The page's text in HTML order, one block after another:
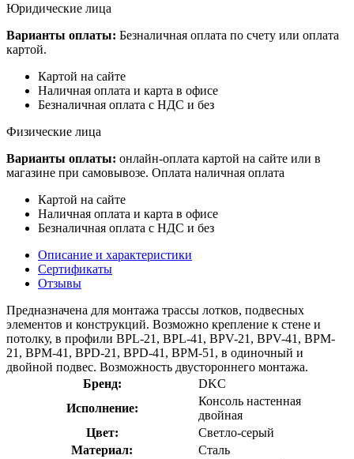
Юридические лица
Варианты оплаты: Безналичная оплата по счету или оплата
картой.
Картой на сайте
Наличная оплата и карта в офисе
Безналичная оплата с НДС и без
Физические лица
Варианты оплаты: онлайн-оплата картой на сайте или в
магазине при самовывозе. Оплата наличная оплата
Картой на сайте
Наличная оплата и карта в офисе
Безналичная оплата с НДС и без
Описание и характеристики
Сертификаты
Отзывы
Предназначена для монтажа трассы лотков, подвесных
элементов и конструкций. Возможно крепление к стене и
потолку, в профили BPL-21, BPL-41, BPV-21, BPV-41, BPM-
21, BPM-41, BPD-21, BPD-41, BPM-51, в одиночный и
двойной подвес. Возможность двустороннего монтажа.
Бренд:
DKC
Исполнение:
Консоль настенная
двойная
Цвет:
Светло-серый
Материал:
Сталь